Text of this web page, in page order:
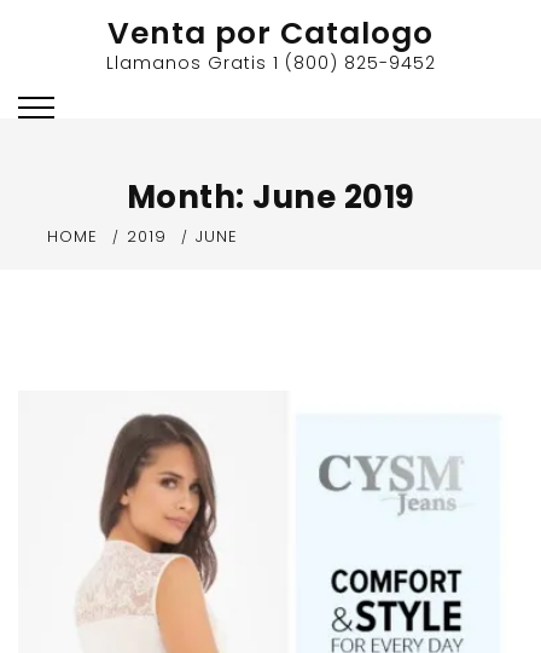
Venta por Catalogo
Llamanos Gratis 1 (800) 825-9452
Month: June 2019
HOME 2019 JUNE